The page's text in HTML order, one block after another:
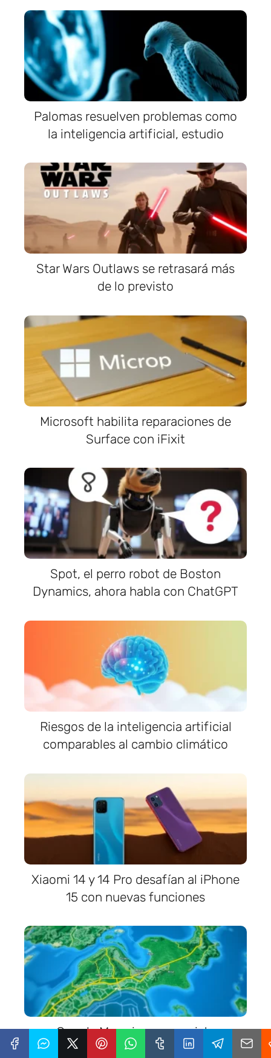
Palomas resuelven problemas como
la inteligencia artificial, estudio
Star Wars Outlaws se retrasará más
de lo previsto
Microsoft habilita reparaciones de
Surface con iFixit
Spot, el perro robot de Boston
Dynamics, ahora habla con ChatGPT
Riesgos de la inteligencia artificial
comparables al cambio climático
Xiaomi 14 y 14 Pro desafían al iPhone
15 con nuevas funciones
Google Maps incorpora vista
inmersiva y más inteligencia artificial